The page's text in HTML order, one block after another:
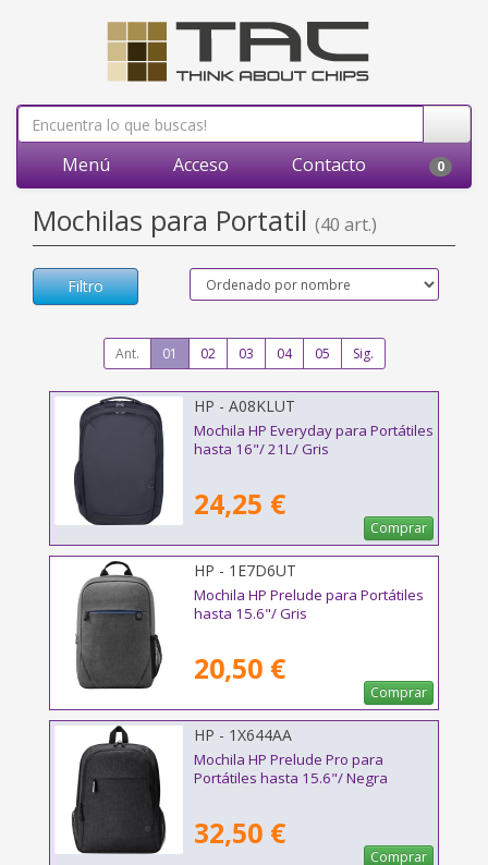
Menú Acceso Contacto 0
Mochilas para Portatil (40 art.)
Filtro
Ant. 01 02 03 04 05 Sig.
HP - A08KLUT
Mochila HP Everyday para Portátiles
hasta 16"/ 21L/ Gris
24,25 €
Comprar
HP - 1E7D6UT
Mochila HP Prelude para Portátiles
hasta 15.6"/ Gris
20,50 €
Comprar
HP - 1X644AA
Mochila HP Prelude Pro para
Portátiles hasta 15.6"/ Negra
32,50 €
Comprar